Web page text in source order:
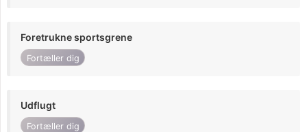
Foretrukne sportsgrene
Fortæller dig
Udflugt
Fortæller dig